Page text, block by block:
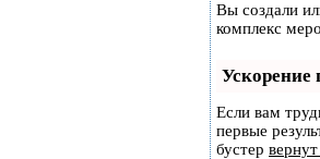
Вы создали
комплекс
Ускорение
Если вам
первые
бустер